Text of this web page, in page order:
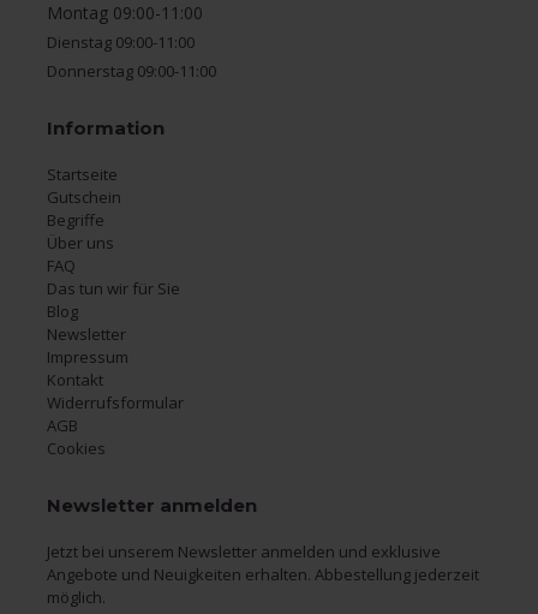
Montag 09:00-11:00
Dienstag 09:00-11:00
Donnerstag 09:00-11:00
Information
Startseite
Gutschein
Begriffe
Über uns
FAQ
Das tun wir für Sie
Blog
Newsletter
Impressum
Kontakt
Widerrufsformular
AGB
Cookies
Newsletter anmelden
Jetzt bei unserem Newsletter anmelden und exklusive
Angebote und Neuigkeiten erhalten. Abbestellung jederzeit
möglich.